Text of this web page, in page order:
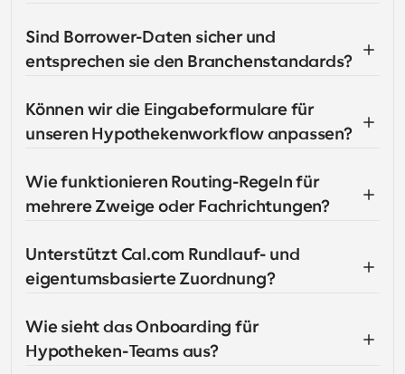
Sind Borrower-Daten sicher und
entsprechen sie den Branchenstandards?
Können wir die Eingabeformulare für
unseren Hypothekenworkflow anpassen?
Wie funktionieren Routing-Regeln für
mehrere Zweige oder Fachrichtungen?
Unterstützt Cal.com Rundlauf- und
eigentumsbasierte Zuordnung?
Wie sieht das Onboarding für
Hypotheken-Teams aus?